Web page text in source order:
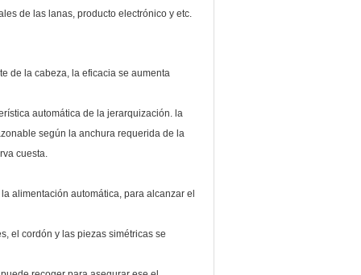
de las lanas, producto electrónico y etc.
de la cabeza, la eficacia se aumenta
automática de la jerarquización. la
según la anchura requerida de la
cuesta.
alimentación automática, para alcanzar el
el cordón y las piezas simétricas se